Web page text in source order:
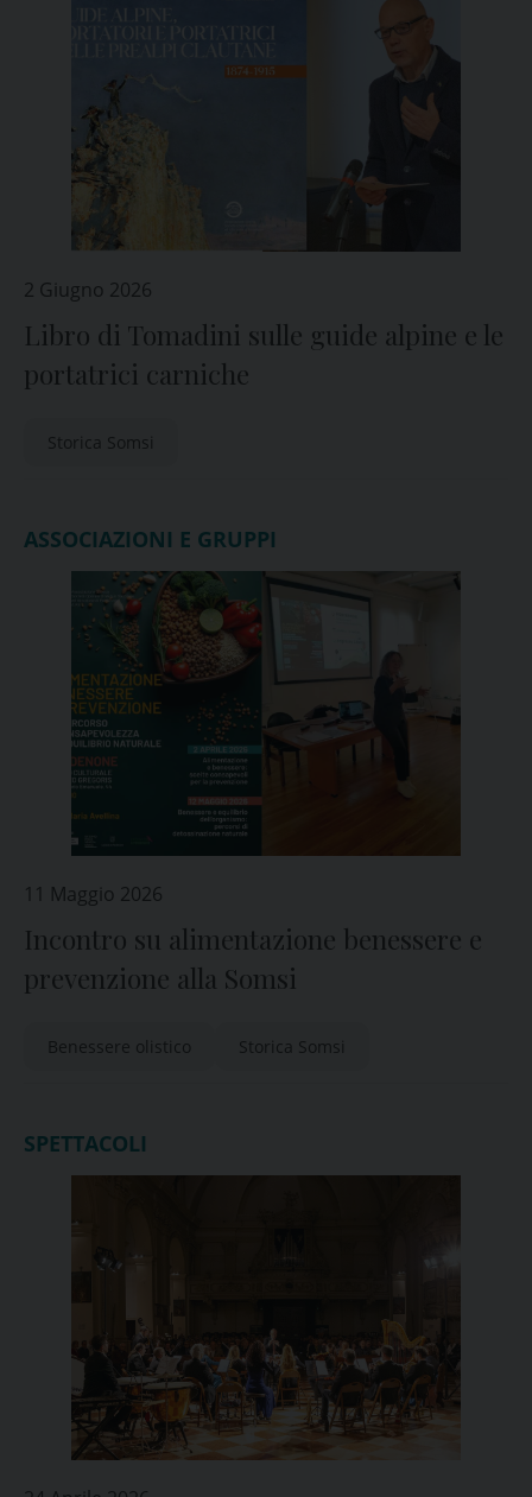
2 Giugno 2026
Libro di Tomadini sulle guide alpine e le
portatrici carniche
Storica Somsi
ASSOCIAZIONI E GRUPPI
11 Maggio 2026
Incontro su alimentazione benessere e
prevenzione alla Somsi
Benessere olistico Storica Somsi
SPETTACOLI